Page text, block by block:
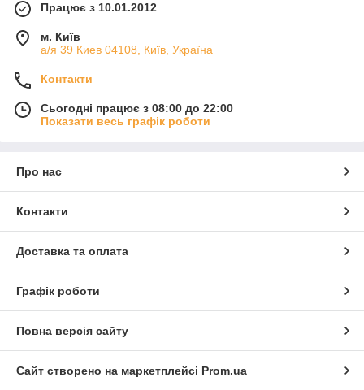
Працює з 10.01.2012
м. Київ
а/я 39 Киев 04108, Київ, Україна
Контакти
Сьогодні працює з 08:00 до 22:00
Показати весь графік роботи
Про нас
Контакти
Доставка та оплата
Графік роботи
Повна версія сайту
Сайт створено на маркетплейсі Prom.ua